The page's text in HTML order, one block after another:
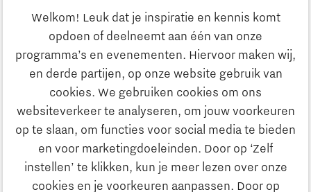
Welkom! Leuk dat je inspiratie en kennis komt
opdoen of deelneemt aan één van onze
programma’s en evenementen. Hiervoor maken wij,
en derde partijen, op onze website gebruik van
cookies. We gebruiken cookies om ons
websiteverkeer te analyseren, om jouw voorkeuren
op te slaan, om functies voor social media te bieden
en voor marketingdoeleinden. Door op ‘Zelf
instellen’ te klikken, kun je meer lezen over onze
cookies en je voorkeuren aanpassen. Door op
Ontdek Brainport
Innovatie
Ondernemen
Ondernemen
Onderwijs
Maatschappelijk
Strategie & Organisatie
Zoeken
Contact